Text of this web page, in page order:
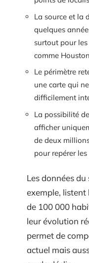
La source et la
quelques
surtout pour
comme
Le périmètre
une carte qui
difficilement
La possibilité
afficher
de deux
pour repérer
Les données
exemple, listent
de 100 000
leur évolution
permet de
actuel mais